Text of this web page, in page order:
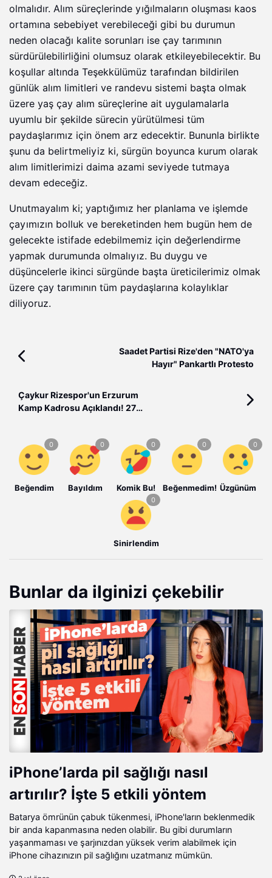
olmalıdır. Alım süreçlerinde yığılmaların oluşması kaos
ortamına sebebiyet verebileceği gibi bu durumun
neden olacağı kalite sorunları ise çay tarımının
sürdürülebilirliğini olumsuz olarak etkileyebilecektir. Bu
koşullar altında Teşekkülümüz tarafından bildirilen
günlük alım limitleri ve randevu sistemi başta olmak
üzere yaş çay alım süreçlerine ait uygulamalarla
uyumlu bir şekilde sürecin yürütülmesi tüm
paydaşlarımız için önem arz edecektir. Bununla birlikte
şunu da belirtmeliyiz ki, sürgün boyunca kurum olarak
alım limitlerimizi daima azami seviyede tutmaya
devam edeceğiz.
Unutmayalım ki; yaptığımız her planlama ve işlemde
çayımızın bolluk ve bereketinden hem bugün hem de
gelecekte istifade edebilmemiz için değerlendirme
yapmak durumunda olmalıyız. Bu duygu ve
düşüncelerle ikinci sürgünde başta üreticilerimiz olmak
üzere çay tarımının tüm paydaşlarına kolaylıklar
diliyoruz.
Saadet Partisi Rize'den "NATO'ya
Hayır" Pankartlı Protesto
Çaykur Rizespor'un Erzurum
Kamp Kadrosu Açıklandı! 27
Beğendim Bayıldım Komik Bu! Beğenmedim! Üzgünüm
Sinirlendim
Bunlar da ilginizi çekebilir
iPhone’larda pil sağlığı nasıl
artırılır? İşte 5 etkili yöntem
Batarya ömrünün çabuk tükenmesi, iPhone'ların beklenmedik
bir anda kapanmasına neden olabilir. Bu gibi durumların
yaşanmaması ve şarjınızdan yüksek verim alabilmek için
iPhone cihazınızın pil sağlığını uzatmanız mümkün.